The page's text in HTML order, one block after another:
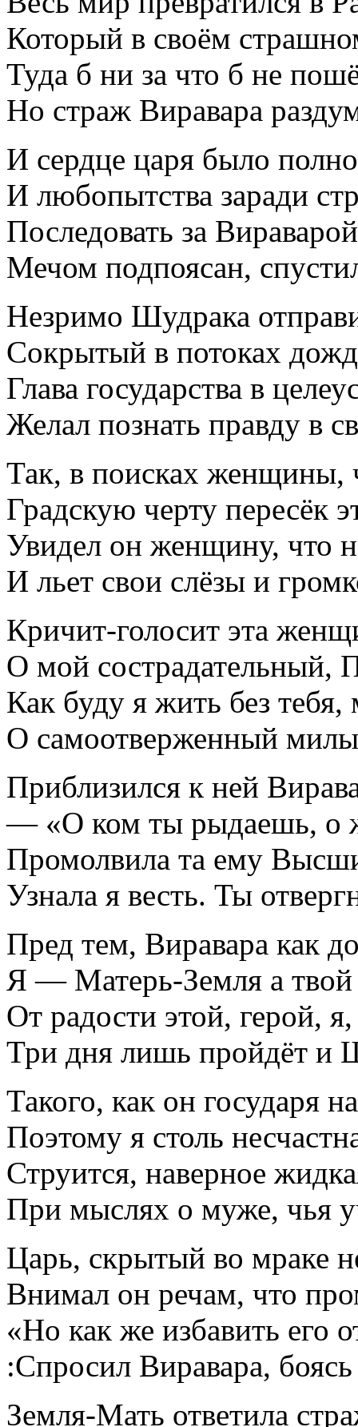
Который в своём
Туда б ни за что б не
Но страж Виравара
И сердце царя было
И любопытства заради
Последовать за
Мечом подпоясан,
Незримо Шудрака
Сокрытый в потоках
Глава государства в
Желал познать правду в
Так, в поисках женщины,
Градскую черту пересёк
Увидел он женщину, что
И льет свои слёзы и
Кричит-голосит эта
О мой сострадательный,
Как буду я жить без тебя,
О самоотверженный
Приблизился к ней
— «О ком ты рыдаешь, о
Промолвила та ему
Узнала я весть. Ты
Пред тем, Виравара как
Я — Матерь-Земля а
От радости этой, герой,
Три дня лишь пройдёт и
Такого, как он государя
Поэтому я столь
Струится, наверное
При мыслях о муже, чья
Царь, скрытый во мраке
Внимал он речам, что
«Но как же избавить его
:Спросил Виравара, боясь
Земля-Мать ответила